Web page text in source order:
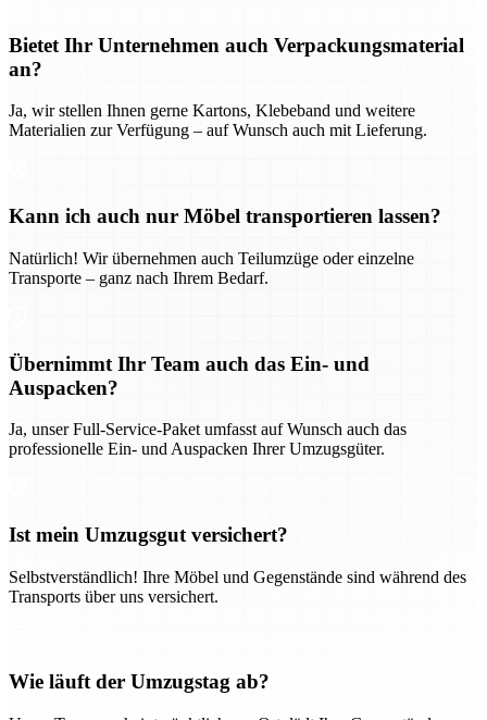
Bietet Ihr Unternehmen auch Verpackungsmaterial
an?
Ja, wir stellen Ihnen gerne Kartons, Klebeband und weitere
Materialien zur Verfügung – auf Wunsch auch mit Lieferung.
Kann ich auch nur Möbel transportieren lassen?
Natürlich! Wir übernehmen auch Teilumzüge oder einzelne
Transporte – ganz nach Ihrem Bedarf.
Übernimmt Ihr Team auch das Ein- und
Auspacken?
Ja, unser Full-Service-Paket umfasst auf Wunsch auch das
professionelle Ein- und Auspacken Ihrer Umzugsgüter.
Ist mein Umzugsgut versichert?
Selbstverständlich! Ihre Möbel und Gegenstände sind während des
Transports über uns versichert.
Wie läuft der Umzugstag ab?